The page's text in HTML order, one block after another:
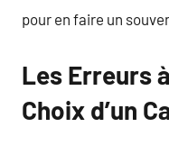
pour en faire un
Les Erreurs
Choix d’un